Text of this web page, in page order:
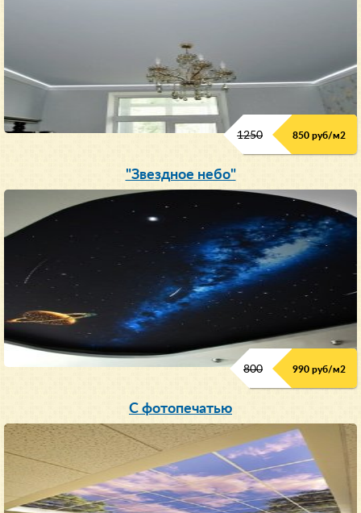
1250 850 руб/м2
"Звездное небо"
800 990 руб/м2
С фотопечатью